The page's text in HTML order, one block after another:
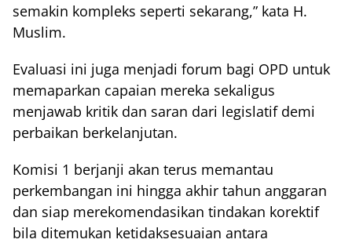
semakin kompleks seperti sekarang,” kata H.
Muslim.
Evaluasi ini juga menjadi forum bagi OPD untuk
memaparkan capaian mereka sekaligus
menjawab kritik dan saran dari legislatif demi
perbaikan berkelanjutan.
Komisi 1 berjanji akan terus memantau
perkembangan ini hingga akhir tahun anggaran
dan siap merekomendasikan tindakan korektif
bila ditemukan ketidaksesuaian antara